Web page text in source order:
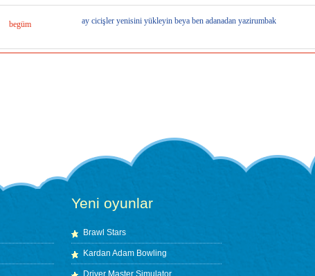
begüm ay cicişler yenisini yükleyin beya ben adanadan yazirumbak
Yeni oyunlar
Brawl Stars
Kardan Adam Bowling
Driver Master Simulator